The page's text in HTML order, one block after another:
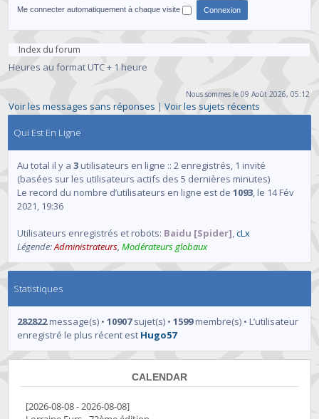
Me connecter automatiquement à chaque visite
Index du forum
Heures au format UTC + 1 heure
Nous sommes le 09 Août 2026, 05:12
Voir les messages sans réponses |Voir les sujets récents
Qui Est En Ligne
Au total il y a3utilisateurs en ligne :: 2 enregistrés, 1 invité
(basées sur les utilisateurs actifs des 5 dernières minutes)
Le record du nombre d’utilisateurs en ligne est de1093, le 14 Fév
2021, 19:36
Utilisateurs enregistrés et robots: Baidu [Spider],cLx
Légende:Administrateurs,Modérateurs globaux
Statistiques
282822message(s) •10907sujet(s) •1599membre(s) • L’utilisateur
enregistré le plus récent est Hugo57
CALENDAR